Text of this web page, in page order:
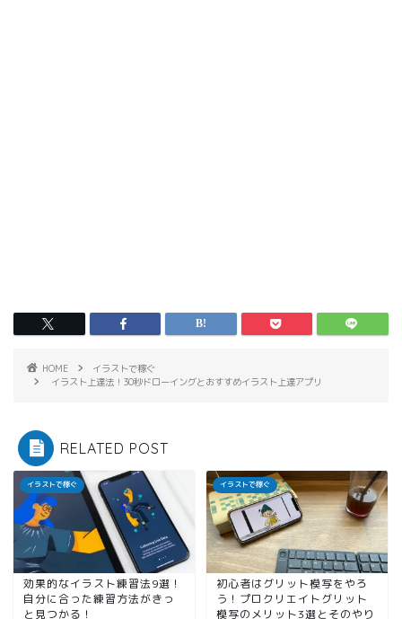
HOME
イラストで稼ぐ
イラスト上達法！30秒ドローイングとおすすめイラスト上達アプリ
RELATED POST
イラストで稼ぐ
効果的なイラスト練習法9選！
自分に合った練習方法がきっ
と見つかる！
イラストで稼ぐ
初心者はグリット模写をやろ
う！プロクリエイトグリット
模写のメリット3選とそのやり